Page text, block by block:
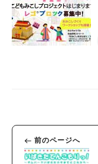
前のページへ